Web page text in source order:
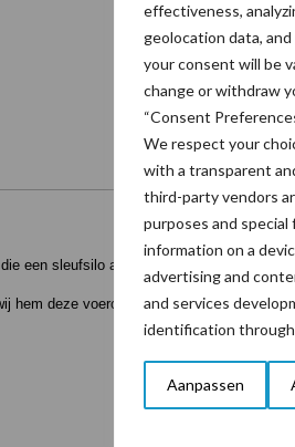
effectiveness,
geolocation data,
your consent will be
change or withdraw
“Consent
We respect your
with a transparent
third-party vendors
purposes and
information on a
advertising and
and services
identification
Aanpassen
een sleufsilo aanschaffen. “Een
hem deze voeropslag optimaal tot waarde